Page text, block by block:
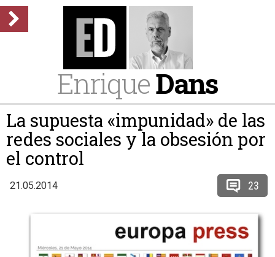
EnriqueDans
La supuesta «impunidad» de las
redes sociales y la obsesión por
el control
21.05.2014 23